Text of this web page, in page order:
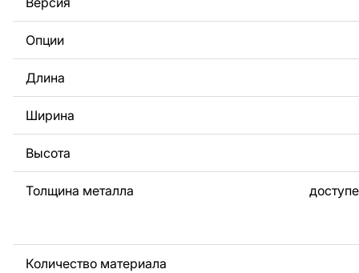
За дополнительную плату мы можем добавить любой
логотип вашей компании или внести другие изменения
Если вам нужно, чтобы мы выполнили
металла для вас, пожалуйста, свяжитесь с нами.
Если у вас остались вопросы или вам нужна помощь,
любое время, мы всегда готовы помочь.
Опции
Длина
Ширина
Высота
Толщина металла
Количество материала